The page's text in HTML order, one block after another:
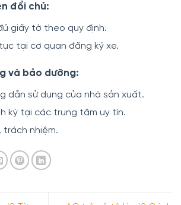
đổi chủ:
giấy tờ theo quy định.
tại cơ quan đăng ký xe.
và bảo dưỡng:
dẫn sử dụng của nhà sản xuất.
kỳ tại các trung tâm uy tín.
trách nhiệm.